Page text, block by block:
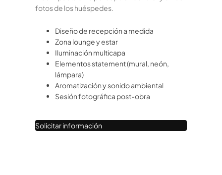
fotos de los huéspedes.
Diseño de recepción a medida
Zona lounge y estar
Iluminación multicapa
Elementos statement (mural, neón,
lámpara)
Aromatización y sonido ambiental
Sesión fotográfica post-obra
Solicitar información